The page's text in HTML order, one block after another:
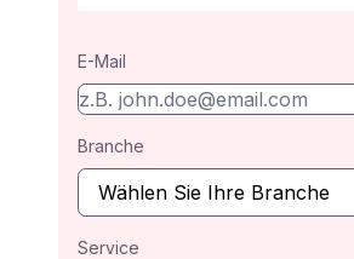
E-Mail
Branche
Service